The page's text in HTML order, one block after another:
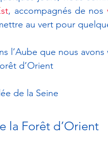
, accompagnés de nos
au vert pour
l’Aube que nous avons
d’Orient
de la Seine
la Forêt d’Orient